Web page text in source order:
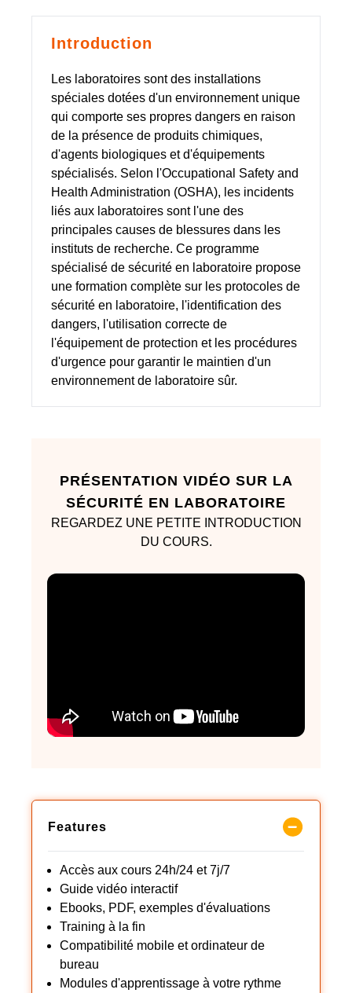
Introduction
Les laboratoires sont des installations
spéciales dotées d'un environnement unique
qui comporte ses propres dangers en raison
de la présence de produits chimiques,
d'agents biologiques et d'équipements
spécialisés. Selon l'Occupational Safety and
Health Administration (OSHA), les incidents
liés aux laboratoires sont l'une des
principales causes de blessures dans les
instituts de recherche. Ce programme
spécialisé de sécurité en laboratoire propose
une formation complète sur les protocoles de
sécurité en laboratoire, l'identification des
dangers, l'utilisation correcte de
l'équipement de protection et les procédures
d'urgence pour garantir le maintien d'un
environnement de laboratoire sûr.
PRÉSENTATION VIDÉO SUR LA
SÉCURITÉ EN LABORATOIRE
REGARDEZ UNE PETITE INTRODUCTION
DU COURS.
Features
Accès aux cours 24h/24 et 7j/7
Guide vidéo interactif
Ebooks, PDF, exemples d'évaluations
Training à la fin
Compatibilité mobile et ordinateur de
bureau
Modules d'apprentissage à votre rythme